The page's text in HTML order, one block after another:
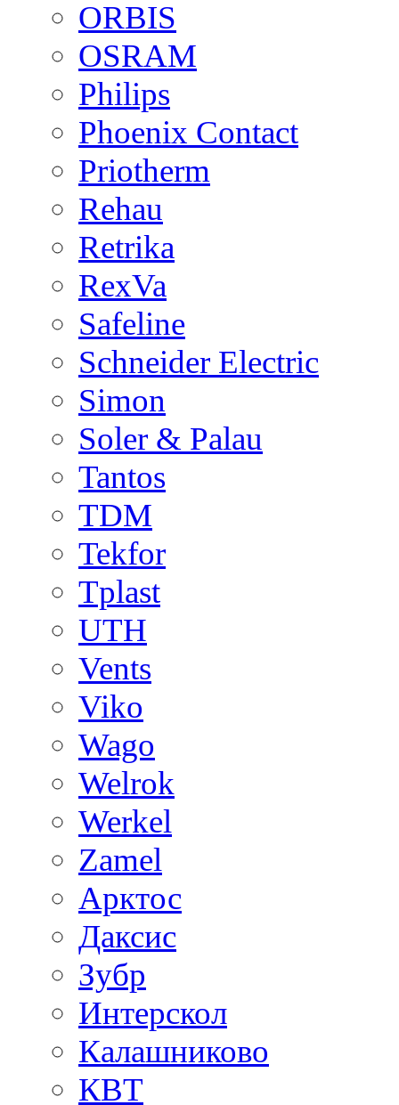
ORBIS
OSRAM
Philips
Phoenix Contact
Priotherm
Rehau
Retrika
RexVa
Safeline
Schneider Electric
Simon
Soler & Palau
Tantos
TDM
Tekfor
Tplast
UTH
Vents
Viko
Wago
Welrok
Werkel
Zamel
Арктос
Даксис
Зубр
Интерскол
Калашниково
КВТ